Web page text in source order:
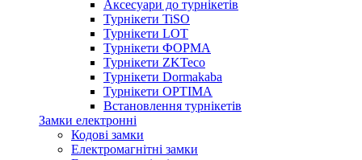
Аксесуари до турнікетів
Турнікети TiSO
Турнікети LOT
Турнікети ФОРМА
Турнікети ZKTeco
Турнікети Dormakaba
Турнікети OPTIMA
Встановлення турнікетів
Замки електронні
Кодові замки
Електромагнітні замки